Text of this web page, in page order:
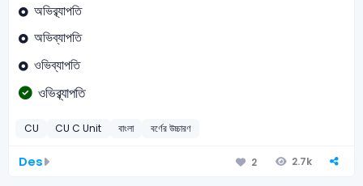
অভিব্ব্যাপতি
অভিব্যাপতি
ওভিব্যাপতি
ওভিব্ব্যাপতি
CU CU C Unit বাংলা বর্ণের উচ্চারণ
Des 2 2.7k